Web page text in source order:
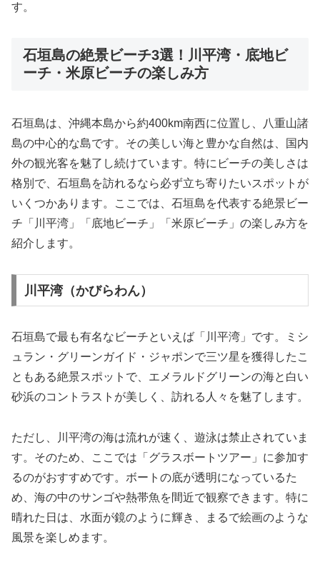
す。
石垣島の絶景ビーチ3選！川平湾・底地ビ
ーチ・米原ビーチの楽しみ方
石垣島は、沖縄本島から約400km南西に位置し、八重山諸
島の中心的な島です。その美しい海と豊かな自然は、国内
外の観光客を魅了し続けています。特にビーチの美しさは
格別で、石垣島を訪れるなら必ず立ち寄りたいスポットが
いくつかあります。ここでは、石垣島を代表する絶景ビー
チ「川平湾」「底地ビーチ」「米原ビーチ」の楽しみ方を
紹介します。
川平湾（かびらわん）
石垣島で最も有名なビーチといえば「川平湾」です。ミシ
ュラン・グリーンガイド・ジャポンで三ツ星を獲得したこ
ともある絶景スポットで、エメラルドグリーンの海と白い
砂浜のコントラストが美しく、訪れる人々を魅了します。
ただし、川平湾の海は流れが速く、遊泳は禁止されていま
す。そのため、ここでは「グラスボートツアー」に参加す
るのがおすすめです。ボートの底が透明になっているた
め、海の中のサンゴや熱帯魚を間近で観察できます。特に
晴れた日は、水面が鏡のように輝き、まるで絵画のような
風景を楽しめます。